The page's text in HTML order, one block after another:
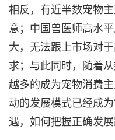
相反，有近半数宠物
意；中国兽医师高水
大，无法跟上市场对
求；与此同时，随着
越多的成为宠物消费
动的发展模式已经成
遇，如何把握正确发